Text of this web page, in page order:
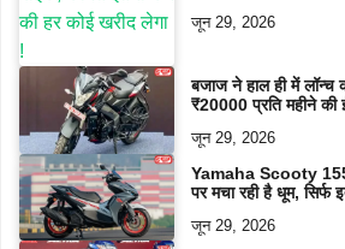
जून 29, 2026
बजाज ने हाल ही में लॉन्च
₹20000 प्रति महीने
जून 29, 2026
Yamaha Scooty
पर मचा रही है धूम, सिर्फ
जून 29, 2026